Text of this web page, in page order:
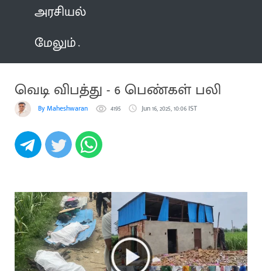
அரசியல்
மேலும்
வெடி விபத்து - 6 பெண்கள் பலி
By Maheshwaran 4195 Jun 16, 2025, 10:06 IST